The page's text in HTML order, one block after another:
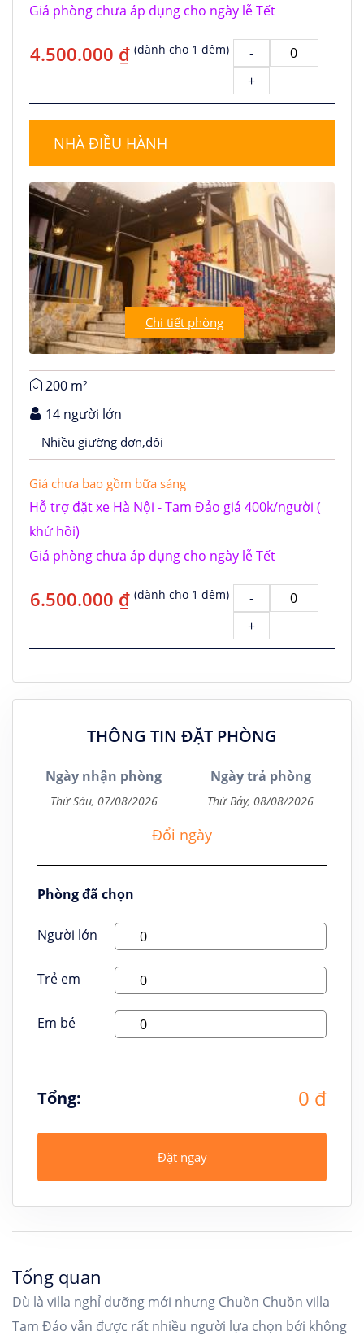
Giá phòng chưa áp dụng cho ngày lễ Tết
4.500.000 ₫ (dành cho 1 đêm)
-
+
NHÀ ĐIỀU HÀNH
Chi tiết phòng
200 m²
14 người lớn
Nhiều giường đơn,đôi
Giá chưa bao gồm bữa sáng
Hỗ trợ đặt xe Hà Nội - Tam Đảo giá 400k/người (
khứ hồi)
Giá phòng chưa áp dụng cho ngày lễ Tết
6.500.000 ₫ (dành cho 1 đêm)
-
+
THÔNG TIN ĐẶT PHÒNG
Ngày nhận phòng Ngày trả phòng
Đổi ngày
Phòng đã chọn
Người lớn
Trẻ em
Em bé
Tổng: 0 đ
Đặt ngay
Tổng quan
Dù là villa nghỉ dưỡng mới nhưng Chuồn Chuồn villa
Tam Đảo vẫn được rất nhiều người lựa chọn bởi không